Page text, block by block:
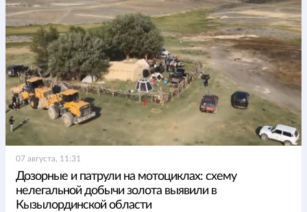
07 августа, 11:31
Дозорные и патрули на мотоциклах: схему
нелегальной добычи золота выявили в
Кызылординской области